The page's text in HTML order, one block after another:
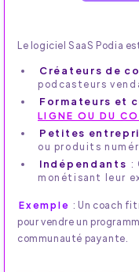
Le logiciel SaaS Podia
Créateurs de
podcasteurs
Formateurs et
LIGNE OU DU
Petites
ou produits
Indépendants :
monétisant leur
Exemple : Un coach
pour vendre un
communauté payante.